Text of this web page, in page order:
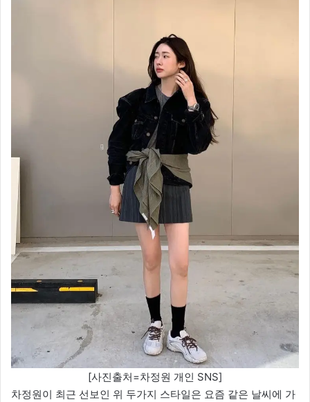
[사진출처=차정원 개인 SNS]
차정원이 최근 선보인 위 두가지 스타일은 요즘 같은 날씨에 가